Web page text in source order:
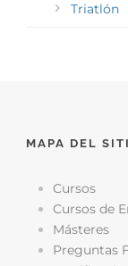
Triatlón
MAPA DEL
Cursos
Cursos de
Másteres
Preguntas